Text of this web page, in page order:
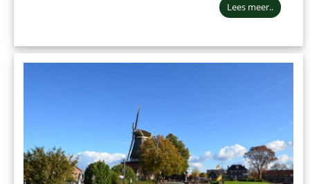
Lees meer..